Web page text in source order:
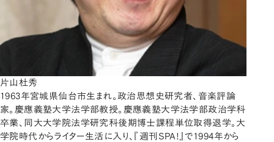
片山杜秀
1963年宮城県仙台市生まれ。政治思想史研究者、音楽評論
家。慶應義塾大学法学部教授。慶應義塾大学法学部政治学科
卒業、同大大学院法学研究科後期博士課程単位取得退学。大
学院時代からライター生活に入り、『週刊SPA!』で1994年から